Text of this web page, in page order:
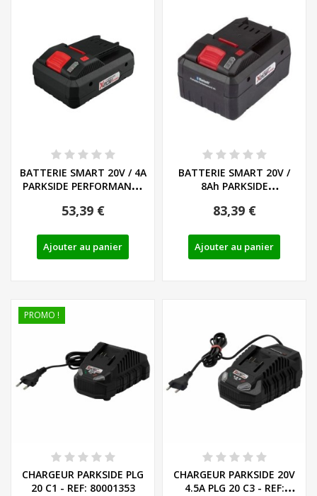
BATTERIE SMART 20V / 4A
PARKSIDE PERFORMANCE
53,39 €
Ajouter au panier
BATTERIE SMART 20V /
8Ah PARKSIDE
A1...
83,39 €
Ajouter au panier
PROMO !
CHARGEUR PARKSIDE PLG
20 C1 - REF: 80001353
CHARGEUR PARKSIDE 20V
4.5A PLG 20 C3 - REF: